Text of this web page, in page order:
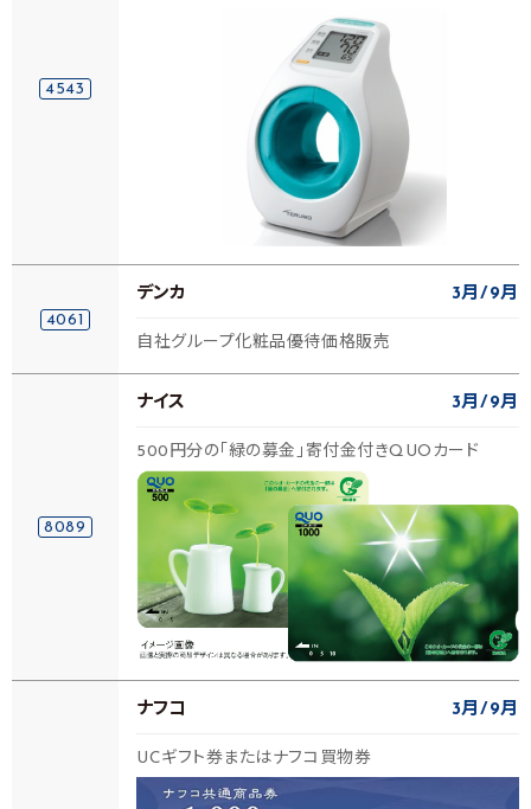
4543
4061
デンカ 3月 9月
自社グループ化粧品優待価格販売
8089
ナイス 3月 9月
500円分の「緑の募金」寄付金付きQUOカード
ナフコ 3月 9月
UCギフト券またはナフコ買物券